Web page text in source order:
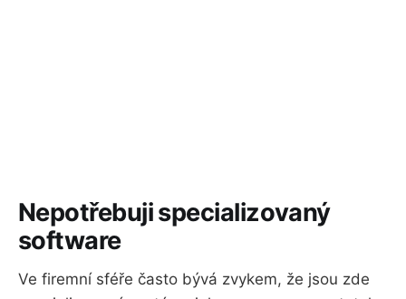
Nepotřebuji specializovaný
software
Ve firemní sféře často bývá zvykem, že jsou zde